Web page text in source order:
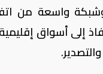
واسعة من
إلى أسواق